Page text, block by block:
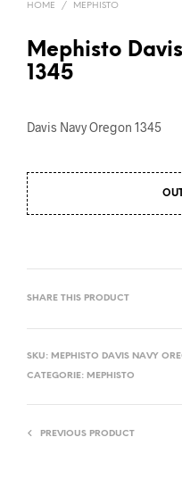
HOME / MEPHISTO
Mephisto
1345
Davis Navy Oregon 1345
SHARE THIS PRODUCT
SKU: MEPHISTO DAVIS NAVY
CATEGORIE: MEPHISTO
PREVIOUS PRODUCT